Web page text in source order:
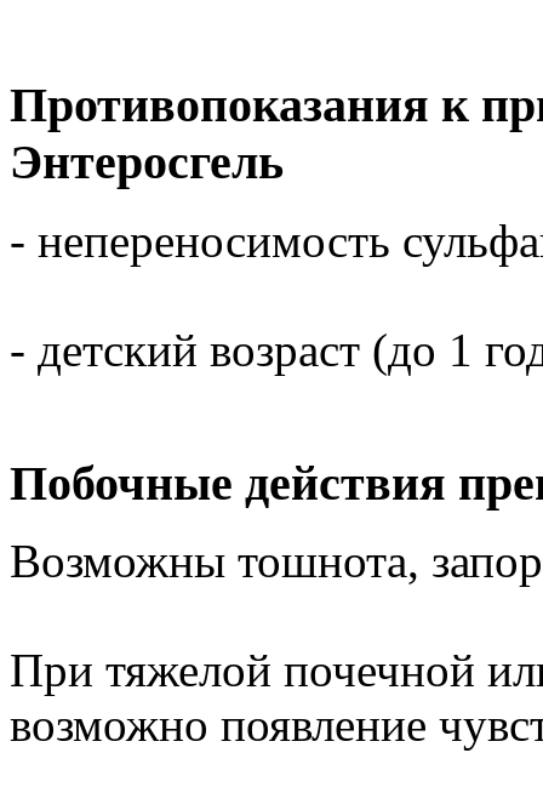
Противопоказания к
Энтеросгель
- непереносимость
- детский возраст (до 1
Побочные действия
Возможны тошнота,
При тяжелой почечной
возможно появление